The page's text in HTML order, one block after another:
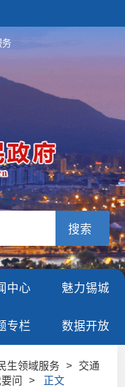
务
中心 魅力锡城
专栏 数据开放
生领域服务 >
交通
问 > 正文